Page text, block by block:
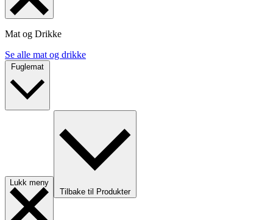
Mat og Drikke
Se alle mat og drikke
Lukk meny
Tilbake til Produkter